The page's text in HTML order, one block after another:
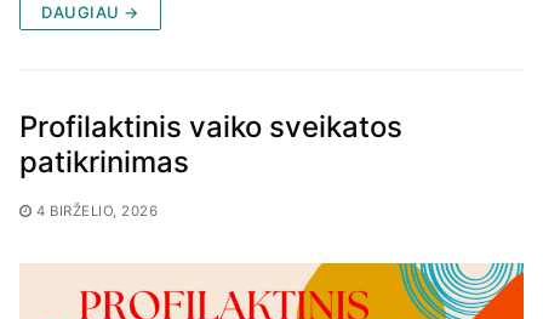
DAUGIAU →
Profilaktinis vaiko sveikatos
patikrinimas
4 BIRŽELIO, 2026